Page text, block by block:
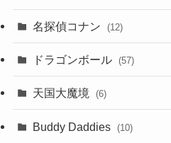
名探偵コナン (12)
ドラゴンボール (57)
天国大魔境 (6)
Buddy Daddies (10)